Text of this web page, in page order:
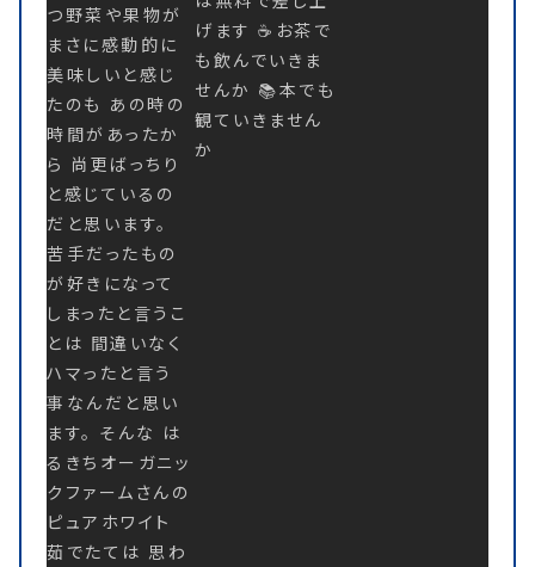
つ野菜や果物が
まさに感動的に
美味しいと感じ
たのも あの時の
時間があったか
ら 尚更ばっちり
と感じているの
だと思います。
苦手だったもの
が好きになって
しまったと言うこ
とは 間違いなく
ハマったと言う
事なんだと思い
ます。 そんな は
るきちオーガニッ
クファームさんの
ピュアホワイト
茹でたては 思わ